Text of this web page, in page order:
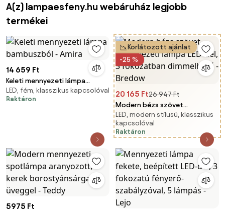
A(z) lampaesfeny.hu webáruház legjobb
termékei
14 659 Ft
Keleti mennyezeti lámpa
bambuszból - Amira
LED, fém, klasszikus kapcsolóval
Raktáron
Korlátozott ajánlat
-25 %
20 165 Ft26 947 Ft
Modern bézs szövet
mennyezeti lámpa LED-del, 3
fokozatban dimmelhető -
Bredow
LED, modern stílusú, klasszikus
kapcsolóval
Raktáron
5975 Ft